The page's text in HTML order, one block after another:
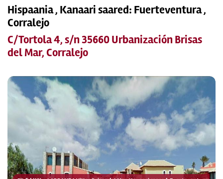
Hispaania , Kanaari saared: Fuerteventura ,
Corralejo
C/Tortola 4, s/n 35660 Urbanización Brisas
del Mar, Corralejo